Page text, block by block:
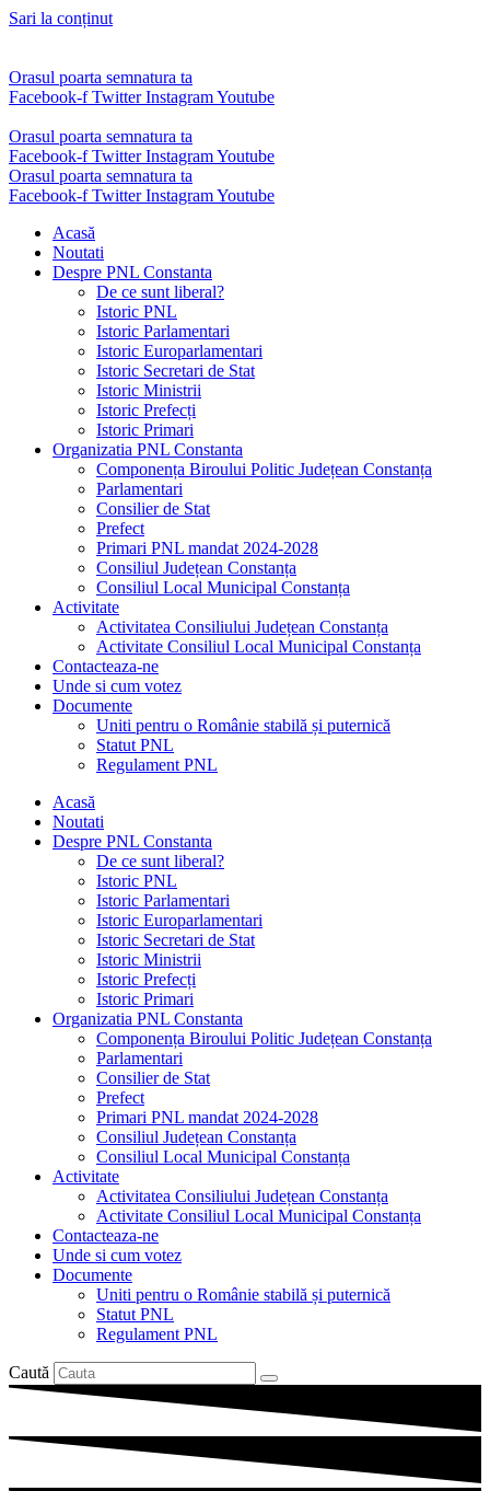
Sari la conținut
Orasul poarta semnatura ta
Facebook-f Twitter InstagramYoutube
Orasul poarta semnatura ta
Facebook-f Twitter InstagramYoutube
Orasul poarta semnatura ta
Facebook-f Twitter InstagramYoutube
Acasă
Noutati
Despre PNL Constanta
De ce sunt liberal?
Istoric PNL
Istoric Parlamentari
Istoric Europarlamentari
Istoric Secretari de Stat
Istoric Ministrii
Istoric Prefecți
Istoric Primari
Organizatia PNL Constanta
Componența Biroului Politic Județean Constanța
Parlamentari
Consilier de Stat
Prefect
Primari PNL mandat 2024-2028
Consiliul Județean Constanța
Consiliul Local Municipal Constanța
Activitate
Activitatea Consiliului Județean Constanța
Activitate Consiliul Local Municipal Constanța
Contacteaza-ne
Unde si cum votez
Documente
Uniti pentru o Românie stabilă și puternică
Statut PNL
Regulament PNL
Acasă
Noutati
Despre PNL Constanta
De ce sunt liberal?
Istoric PNL
Istoric Parlamentari
Istoric Europarlamentari
Istoric Secretari de Stat
Istoric Ministrii
Istoric Prefecți
Istoric Primari
Organizatia PNL Constanta
Componența Biroului Politic Județean Constanța
Parlamentari
Consilier de Stat
Prefect
Primari PNL mandat 2024-2028
Consiliul Județean Constanța
Consiliul Local Municipal Constanța
Activitate
Activitatea Consiliului Județean Constanța
Activitate Consiliul Local Municipal Constanța
Contacteaza-ne
Unde si cum votez
Documente
Uniti pentru o Românie stabilă și puternică
Statut PNL
Regulament PNL
Caută